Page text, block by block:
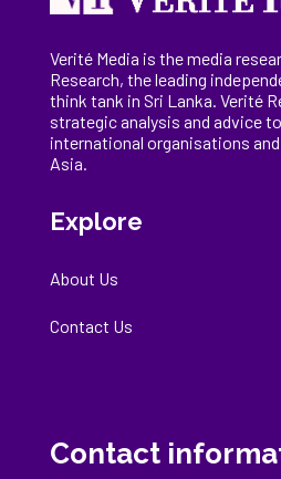
Verité Media is the media
Research, theleading
think tank in Sri Lanka. Verité
strategic analysis and advice
international organisations
Asia.
Explore
About Us
Contact Us
Contact